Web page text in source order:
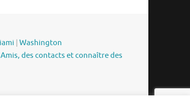
| Washington
Amis, des contacts et connaître des